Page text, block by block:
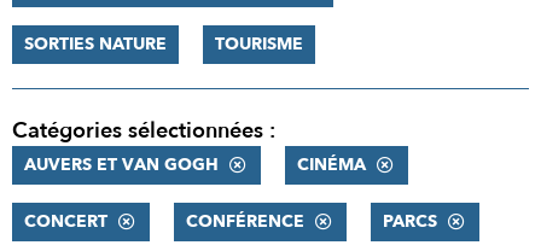
SORTIES NATURE TOURISME
Catégories sélectionnées :
AUVERS ET VAN GOGH CINÉMA
CONCERT CONFÉRENCE PARCS